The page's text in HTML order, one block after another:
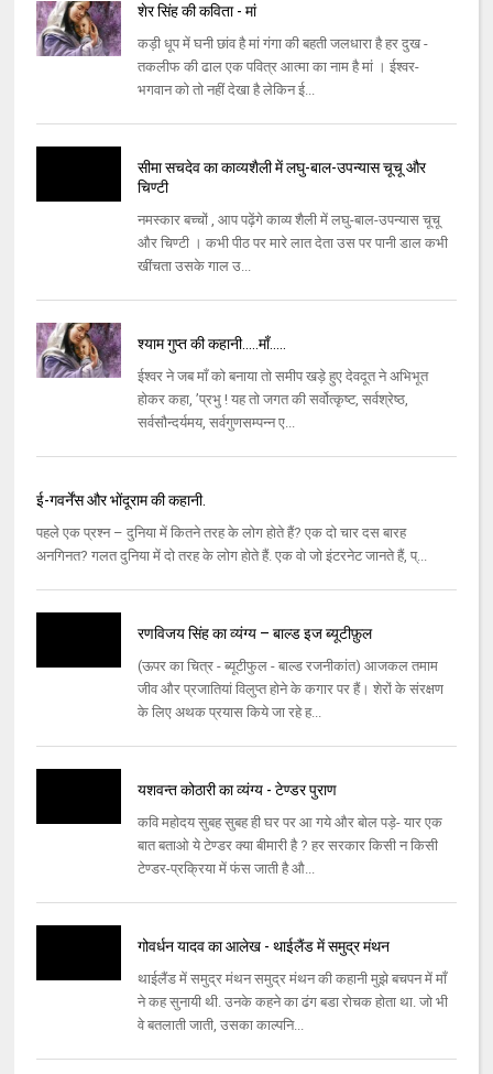
शेर सिंह की कविता - मां
कड़ी धूप में घनी छांव है मां गंगा की बहती जलधारा है हर दुख -
तकलीफ की ढाल एक पवित्र आत्‍मा का नाम है मां । ईश्‍वर-
भगवान को तो नहीं देखा है लेकिन ई...
सीमा सचदेव का काव्यशैली में लघु-बाल-उपन्यास चूचू और
चिण्टी
नमस्कार बच्चों , आप पढ़ेंगे काव्य शैली में लघु-बाल-उपन्यास चूचू
और चिण्टी । कभी पीठ पर मारे लात देता उस पर पानी डाल कभी
खींचता उसके गाल उ...
श्याम गुप्त की कहानी.....माँ.....
ईश्वर ने जब माँ को बनाया तो समीप खड़े हुए देवदूत ने अभिभूत
होकर कहा, ’प्रभु ! यह तो जगत की सर्वोत्कृष्ट, सर्वश्रेष्ठ,
सर्वसौन्दर्यमय, सर्वगुणसम्पन्न ए...
ई-गवर्नेंस और भोंदूराम की कहानी.
पहले एक प्रश्न – दुनिया में कितने तरह के लोग होते हैं? एक दो चार दस बारह
अनगिनत? गलत दुनिया में दो तरह के लोग होते हैं. एक वो जो इंटरनेट जानते हैं, प्...
रणविजय सिंह का व्यंग्य – बाल्ड इज ब्यूटीफ़ुल
(ऊपर का चित्र - ब्यूटीफुल - बाल्ड रजनीकांत) आजकल तमाम
जीव और प्रजातियां विलुप्त होने के कगार पर हैं। शेरों के संरक्षण
के लिए अथक प्रयास किये जा रहे ह...
यशवन्‍त कोठारी का व्यंग्य - टेण्डर पुराण
कवि महोदय सुबह सुबह ही घर पर आ गये और बोल पड़े- यार एक
बात बताओ ये टेण्‍डर क्‍या बीमारी है ? हर सरकार किसी न किसी
टेण्‍डर-प्रक्रिया में फंस जाती है औ...
गोवर्धन यादव का आलेख - थाईलैंड में समुद्र मंथन
थाईलैंड में समुद्र मंथन समुद्र मंथन की कहानी मुझे बचपन में माँ
ने कह सुनायी थी. उनके कहने का ढंग बडा रोचक होता था. जो भी
वे बतलाती जाती, उसका काल्पनि...